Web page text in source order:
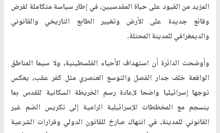
المزيد من القيود على حياة المقدسيين، في إطار سياسة متكاملة لفرض
وقائع جديدة على الأرض وتغيير الطابع التاريخي والقانوني
والديمغرافي للمدينة المحتلة.
وأوضحت الدائرة أن استهداف الأحياء الفلسطينية، ولا سيما المناطق
الواقعة خلف جدار الفصل والتوسع العنصري مثل كفر عقب، يعكس
توجها إسرائيليا واضحا لإعادة رسم الخريطة السكانية للقدس بما
ينسجم مع المخططات الإسرائيلية الرامية إلى تكريس الضم غير
القانوني للمدينة، في انتهاك صارخ للقانون الدولي وقرارات الشرعية